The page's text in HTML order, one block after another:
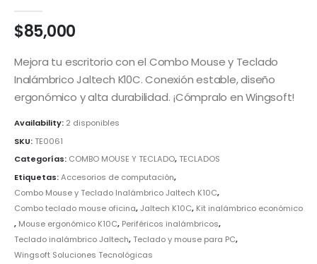
$85,000
Mejora tu escritorio con el Combo Mouse y Teclado
Inalámbrico Jaltech K10C.Conexión estable,diseño
ergonómico y alta durabilidad. ¡Cómpralo en Wingsoft!
Availability: 2 disponibles
SKU:TE0061
Categorías: COMBO MOUSE Y TECLADO,TECLADOS
Etiquetas:Accesorios de computación,
Combo Mouse y Teclado Inalámbrico Jaltech K10C,
Combo teclado mouse oficina,Jaltech K10C, Kit inalámbrico económico
, Mouse ergonómico K10C, Periféricos inalámbricos,
Teclado inalámbrico Jaltech,Teclado y mouse para PC,
Wingsoft Soluciones Tecnológicas